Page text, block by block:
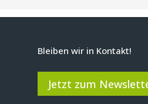
Bleiben wir in Kontakt!
Jetzt zum